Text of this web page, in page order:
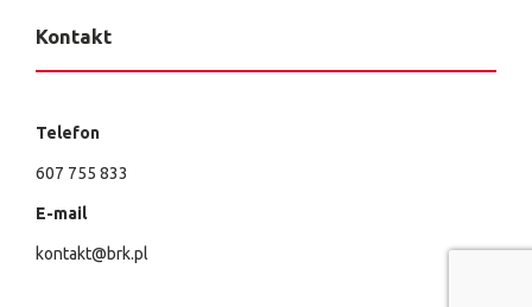
Kontakt
Telefon
607 755 833
E-mail
kontakt@brk.pl